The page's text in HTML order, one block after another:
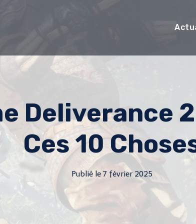
Deliverance
Ces 10
Publié le 7 février 2025